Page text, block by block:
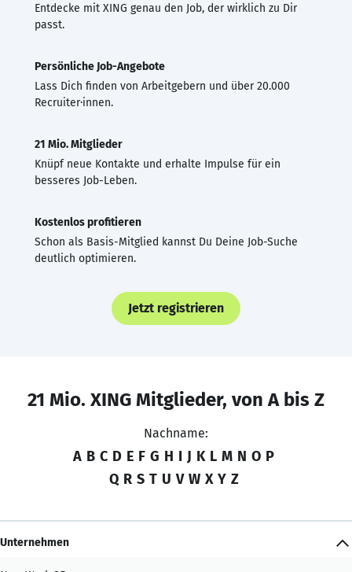
Entdecke mit XING genau den Job, der wirklich zu Dir
passt.
Persönliche Job-Angebote
Lass Dich finden von Arbeitgebern und über 20.000
Recruiter·innen.
21 Mio. Mitglieder
Knüpf neue Kontakte und erhalte Impulse für ein
besseres Job-Leben.
Kostenlos profitieren
Schon als Basis-Mitglied kannst Du Deine Job-Suche
deutlich optimieren.
Jetzt registrieren
21 Mio. XING Mitglieder, von A bis Z
Nachname:
A B C D E F G H I J K L M N O P
Q R S T U V W X Y Z
Unternehmen